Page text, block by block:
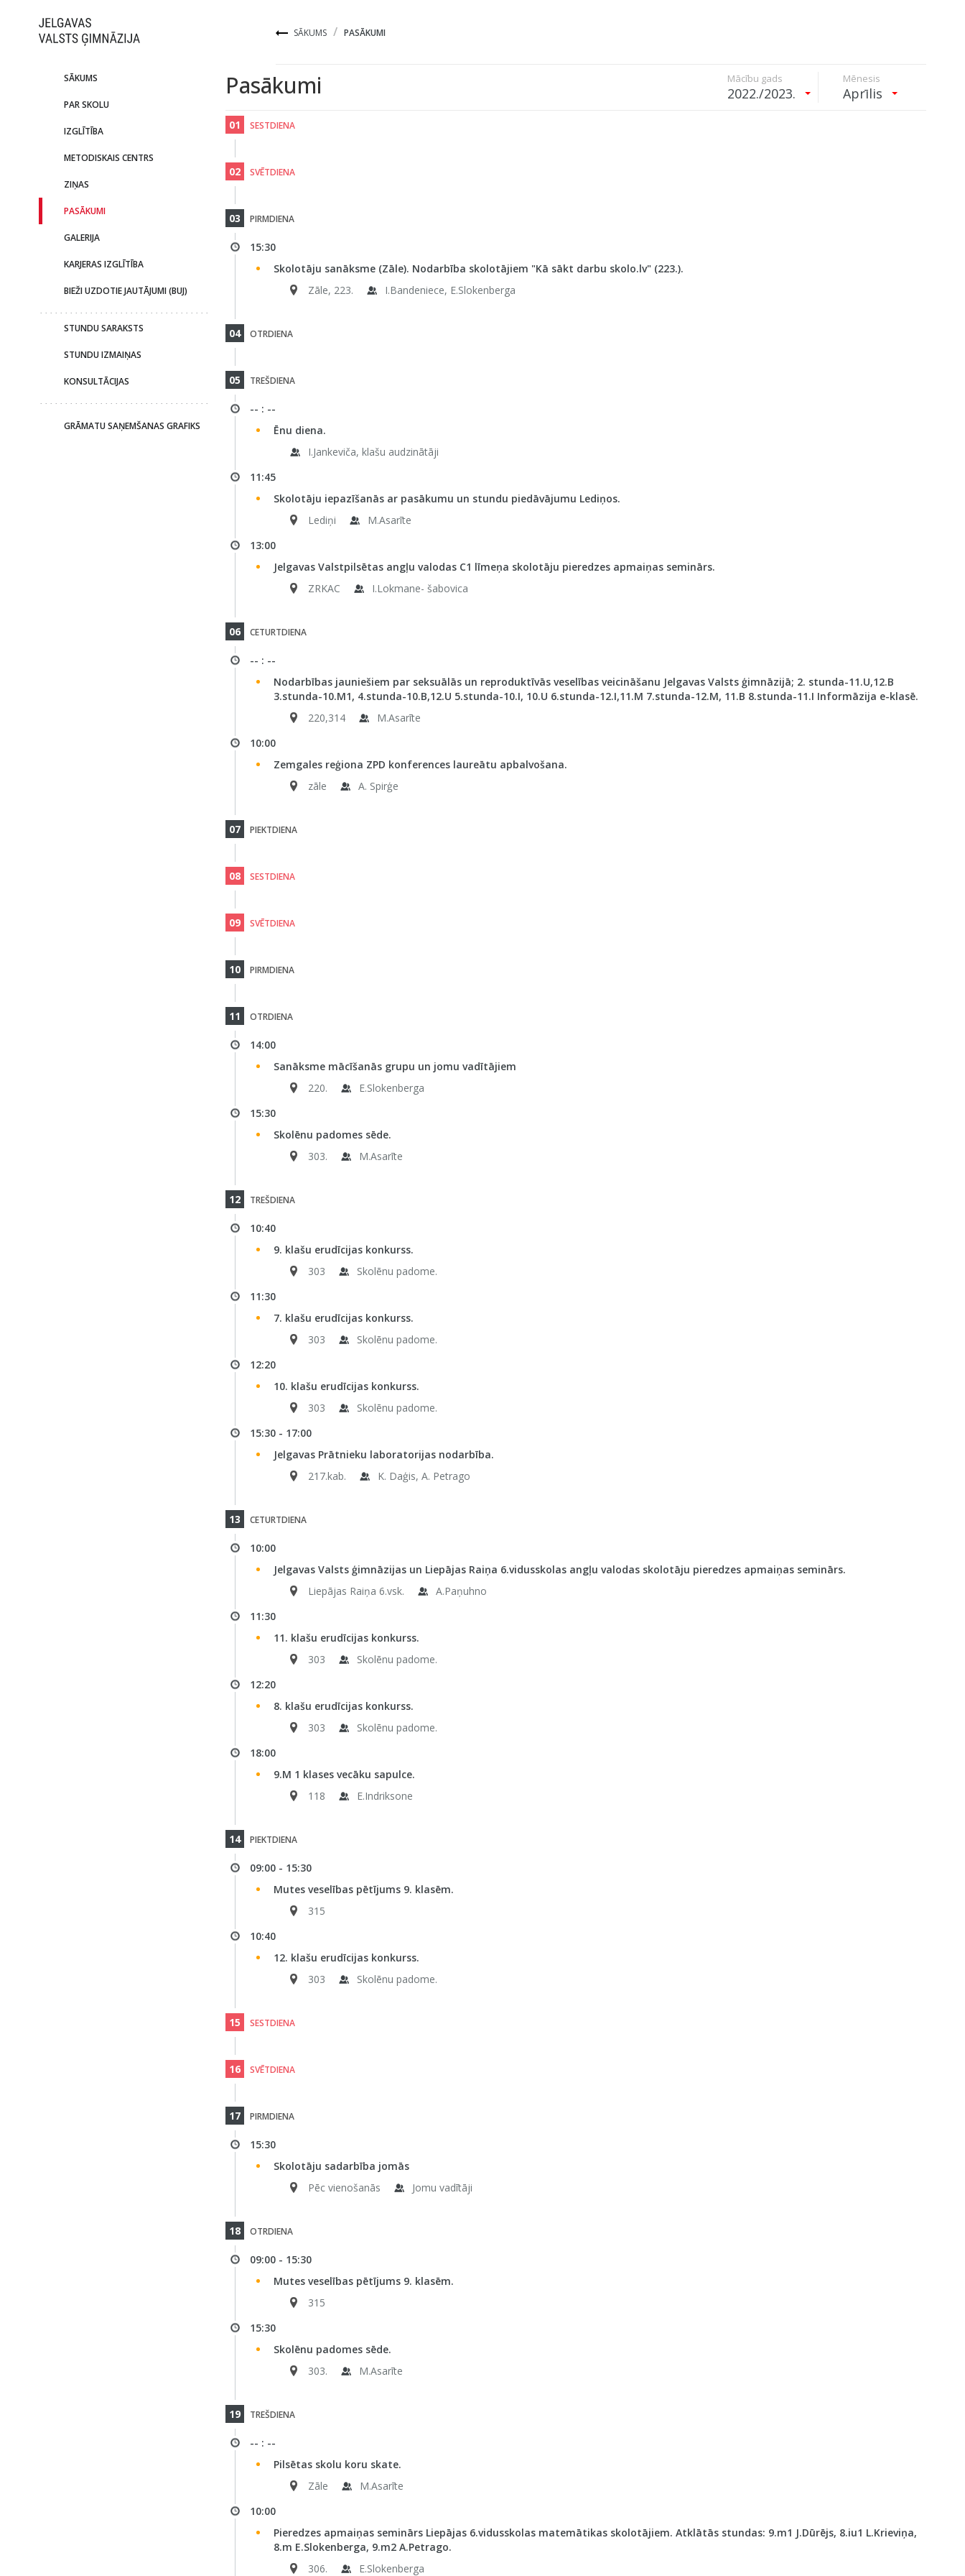
SĀKUMS PASĀKUMI
SĀKUMS
PAR SKOLU
IZGLĪTĪBA
METODISKAIS CENTRS
ZIŅAS
PASĀKUMI
GALERIJA
KARJERAS IZGLĪTĪBA
BIEŽI UZDOTIE JAUTĀJUMI (BUJ)
STUNDU SARAKSTS
STUNDU IZMAIŅAS
KONSULTĀCIJAS
GRĀMATU SAŅEMŠANAS GRAFIKS
Pasākumi Mācību gads
2022./2023.
Mēnesis
Aprīlis
01 SESTDIENA
02 SVĒTDIENA
03 PIRMDIENA
15:30
Skolotāju sanāksme (Zāle). Nodarbība skolotājiem "Kā sākt darbu skolo.lv" (223.).
Zāle, 223.
I.Bandeniece, E.Slokenberga
04 OTRDIENA
05 TREŠDIENA
-- : --
Ēnu diena.
I.Jankeviča, klašu audzinātāji
11:45
Skolotāju iepazīšanās ar pasākumu un stundu piedāvājumu Lediņos.
Lediņi
M.Asarīte
13:00
Jelgavas Valstpilsētas angļu valodas C1 līmeņa skolotāju pieredzes apmaiņas seminārs.
ZRKAC
I.Lokmane- šabovica
06 CETURTDIENA
-- : --
Nodarbības jauniešiem par seksuālās un reproduktīvās veselības veicināšanu Jelgavas Valsts ģimnāzijā; 2. stunda-11.U,12.B
3.stunda-10.M1, 4.stunda-10.B,12.U 5.stunda-10.I, 10.U 6.stunda-12.I,11.M 7.stunda-12.M, 11.B 8.stunda-11.I Informāzija e-klasē.
220,314
M.Asarīte
10:00
Zemgales reģiona ZPD konferences laureātu apbalvošana.
zāle
A. Spirģe
07 PIEKTDIENA
08 SESTDIENA
09 SVĒTDIENA
10 PIRMDIENA
11 OTRDIENA
14:00
Sanāksme mācīšanās grupu un jomu vadītājiem
220.
E.Slokenberga
15:30
Skolēnu padomes sēde.
303.
M.Asarīte
12 TREŠDIENA
10:40
9. klašu erudīcijas konkurss.
303
Skolēnu padome.
11:30
7. klašu erudīcijas konkurss.
303
Skolēnu padome.
12:20
10. klašu erudīcijas konkurss.
303
Skolēnu padome.
15:30 - 17:00
Jelgavas Prātnieku laboratorijas nodarbība.
217.kab.
K. Daģis, A. Petrago
13 CETURTDIENA
10:00
Jelgavas Valsts ģimnāzijas un Liepājas Raiņa 6.vidusskolas angļu valodas skolotāju pieredzes apmaiņas seminārs.
Liepājas Raiņa 6.vsk.
A.Paņuhno
11:30
11. klašu erudīcijas konkurss.
303
Skolēnu padome.
12:20
8. klašu erudīcijas konkurss.
303
Skolēnu padome.
18:00
9.M 1 klases vecāku sapulce.
118
E.Indriksone
14 PIEKTDIENA
09:00 - 15:30
Mutes veselības pētījums 9. klasēm.
315
10:40
12. klašu erudīcijas konkurss.
303
Skolēnu padome.
15 SESTDIENA
16 SVĒTDIENA
17 PIRMDIENA
15:30
Skolotāju sadarbība jomās
Pēc vienošanās
Jomu vadītāji
18 OTRDIENA
09:00 - 15:30
Mutes veselības pētījums 9. klasēm.
315
15:30
Skolēnu padomes sēde.
303.
M.Asarīte
19 TREŠDIENA
-- : --
Pilsētas skolu koru skate.
Zāle
M.Asarīte
10:00
Pieredzes apmaiņas seminārs Liepājas 6.vidusskolas matemātikas skolotājiem. Atklātās stundas: 9.m1 J.Dūrējs, 8.iu1 L.Krieviņa,
8.m E.Slokenberga, 9.m2 A.Petrago.
306.
E.Slokenberga